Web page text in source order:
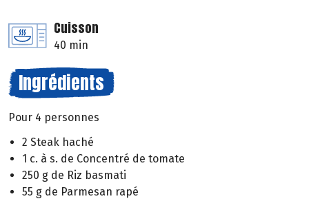
Cuisson
40 min
Ingrédients
Pour 4 personnes
2 Steak haché
1 c. à s. de Concentré de tomate
250 g de Riz basmati
55 g de Parmesan rapé